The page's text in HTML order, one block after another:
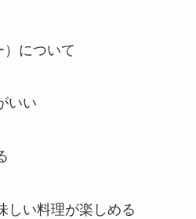
について
いい
しい料理が楽しめる